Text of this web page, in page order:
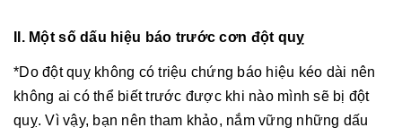
II. Một số dấu hiệu báo trước cơn đột quỵ
*Do đột quỵ không có triệu chứng báo hiệu kéo dài nên
không ai có thể biết trước được khi nào mình sẽ bị đột
quỵ. Vì vậy, bạn nên tham khảo, nắm vững những dấu